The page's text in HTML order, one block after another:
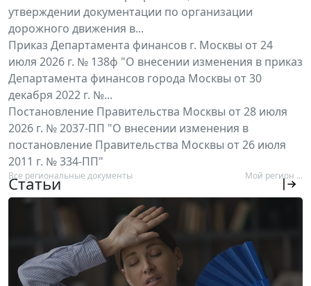
утверждении документации по организации
дорожного движения в...
Приказ Департамента финансов г. Москвы от 24
июля 2026 г. № 138ф "О внесении изменения в приказ
Департамента финансов города Москвы от 30
декабря 2022 г. №...
Постановление Правительства Москвы от 28 июля
2026 г. № 2037-ПП "О внесении изменения в
постановление Правительства Москвы от 26 июля
2011 г. № 334-ПП"
Все региональные документы Мой регион ...
Статьи